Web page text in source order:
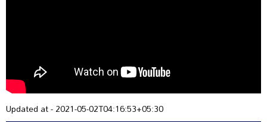
Updated at - 2021-05-02T04:16:53+05:30